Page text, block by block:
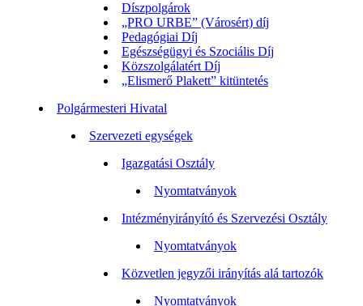
Díszpolgárok
„PRO URBE” (Városért) díj
Pedagógiai Díj
Egészségügyi és Szociális Díj
Közszolgálatért Díj
„Elismerő Plakett” kitüntetés
Polgármesteri Hivatal
Szervezeti egységek
Igazgatási Osztály
Nyomtatványok
Intézményirányító és Szervezési Osztály
Nyomtatványok
Közvetlen jegyzői irányítás alá tartozók
Nyomtatványok